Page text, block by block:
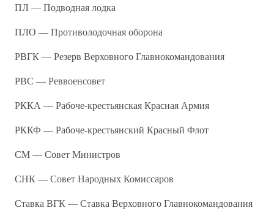
ПЛ — Подводная лодка
ПЛО — Противолодочная оборона
РВГК — Резерв Верховного Главнокомандования
РВС — Реввоенсовет
РККА — Рабоче-крестьянская Красная Армия
РККФ — Рабоче-крестьянский Красный Флот
СМ — Совет Министров
СНК — Совет Народных Комиссаров
Ставка ВГК — Ставка Верховного Главнокомандования